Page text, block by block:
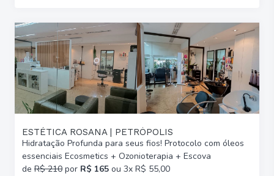
ESTÉTICA ROSANA | PETRÓPOLIS
Hidratação Profunda para seus fios! Protocolo com óleos
essenciais Ecosmetics + Ozonioterapia + Escova
de R$ 210 por R$ 165 ou 3x R$ 55,00